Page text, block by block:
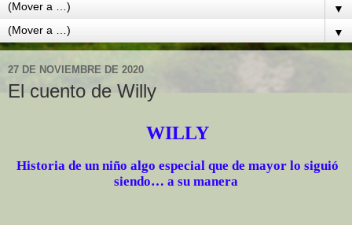
▼
▼
27 DE NOVIEMBRE DE 2020
El cuento de Willy
WILLY
Historia de un niño algo especial que de mayor lo siguió
siendo… a su manera